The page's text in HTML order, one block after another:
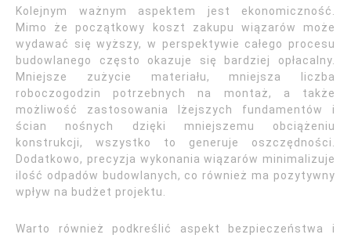
Kolejnym ważnym aspektem jest ekonomiczność.
Mimo że początkowy koszt zakupu wiązarów może
wydawać się wyższy, w perspektywie całego procesu
budowlanego często okazuje się bardziej opłacalny.
Mniejsze zużycie materiału, mniejsza liczba
roboczogodzin potrzebnych na montaż, a także
możliwość zastosowania lżejszych fundamentów i
ścian nośnych dzięki mniejszemu obciążeniu
konstrukcji, wszystko to generuje oszczędności.
Dodatkowo, precyzja wykonania wiązarów minimalizuje
ilość odpadów budowlanych, co również ma pozytywny
wpływ na budżet projektu.
Warto również podkreślić aspekt bezpieczeństwa i